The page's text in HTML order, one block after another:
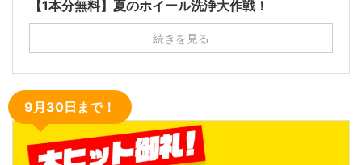
【1本分無料】夏のホイール洗浄大作戦！
続きを見る
9月30日まで！